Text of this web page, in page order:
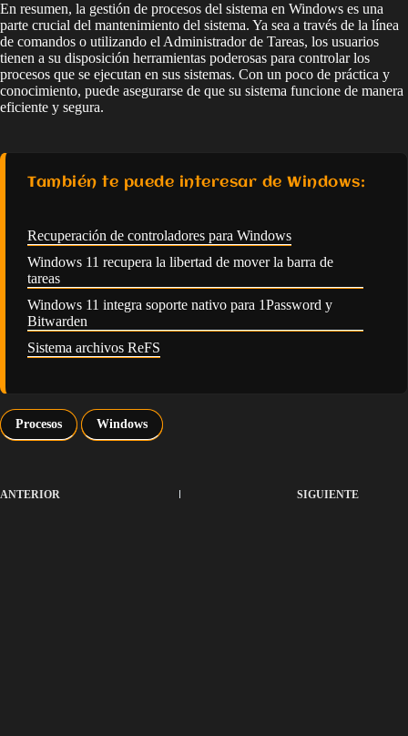
En resumen, la gestión de procesos del sistema en Windows es una
parte crucial del mantenimiento del sistema. Ya sea a través de la línea
de comandos o utilizando el Administrador de Tareas, los usuarios
tienen a su disposición herramientas poderosas para controlar los
procesos que se ejecutan en sus sistemas. Con un poco de práctica y
conocimiento, puede asegurarse de que su sistema funcione de manera
eficiente y segura.
También te puede interesar de Windows:
Recuperación de controladores para Windows
Windows 11 recupera la libertad de mover la barra de
tareas
Windows 11 integra soporte nativo para 1Password y
Bitwarden
Sistema archivos ReFS
Procesos Windows
ANTERIOR SIGUIENTE